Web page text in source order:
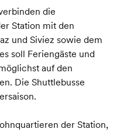
die
Station mit den
und Siviez sowie dem
soll Feriengäste und
auf den
Die Shuttlebusse
der Station,